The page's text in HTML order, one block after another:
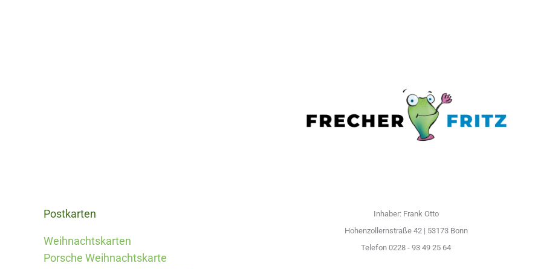
Postkarten
Weihnachtskarten
Porsche Weihnachtskarte
Inhaber: Frank Otto
Hohenzollernstraße 42 | 53173 Bonn
Telefon 0228 - 93 49 25 64